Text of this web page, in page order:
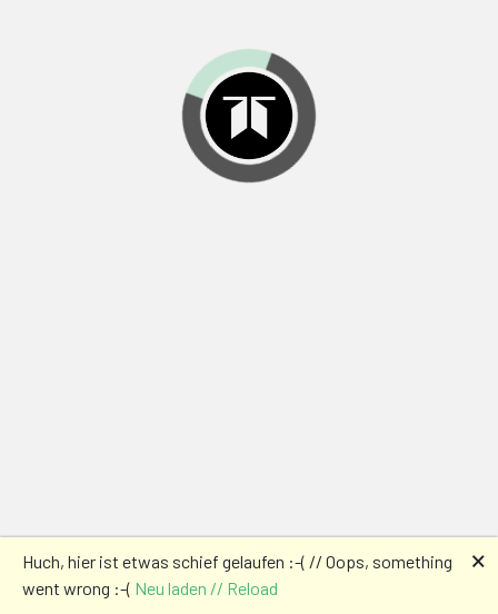
Huch, hier ist etwas schief gelaufen :-( // Oops, something
went wrong :-( Neu laden // Reload
🗙